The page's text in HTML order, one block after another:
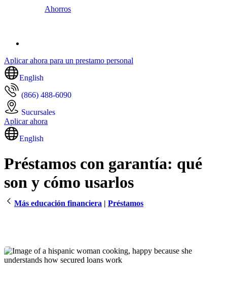
Ahorros
Aplicar ahora para un prestamo personal
English
(866) 488-6090
Sucursales
Aplicar ahora
English
Préstamos con garantía: qué
son y cómo usarlos
Más educación financiera | Préstamos